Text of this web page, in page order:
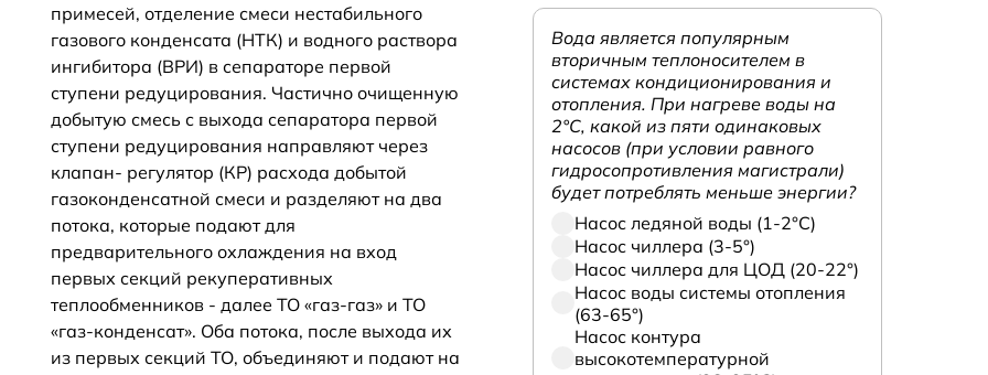
примесей, отделение смеси нестабильного
газового конденсата (НТК) и водного раствора
ингибитора (ВРИ) в сепараторе первой
ступени редуцирования. Частично очищенную
добытую смесь с выхода сепаратора первой
ступени редуцирования направляют через
клапан- регулятор (КР) расхода добытой
газоконденсатной смеси и разделяют на два
потока, которые подают для
предварительного охлаждения на вход
первых секций рекуперативных
теплообменников - далее ТО «газ-газ» и ТО
«газ-конденсат». Оба потока, после выхода их
из первых секций ТО, объединяют и подают на
Вода является популярным
вторичным теплоносителем в
системах кондиционирования и
отопления. При нагреве воды на
2°С, какой из пяти одинаковых
насосов (при условии равного
гидросопротивления магистрали)
будет потреблять меньше энергии?
Насос ледяной воды (1-2°С)
Насос чиллера (3-5°)
Насос чиллера для ЦОД (20-22°)
Насос воды системы отопления
(63-65°)
Насос контура
высокотемпературной